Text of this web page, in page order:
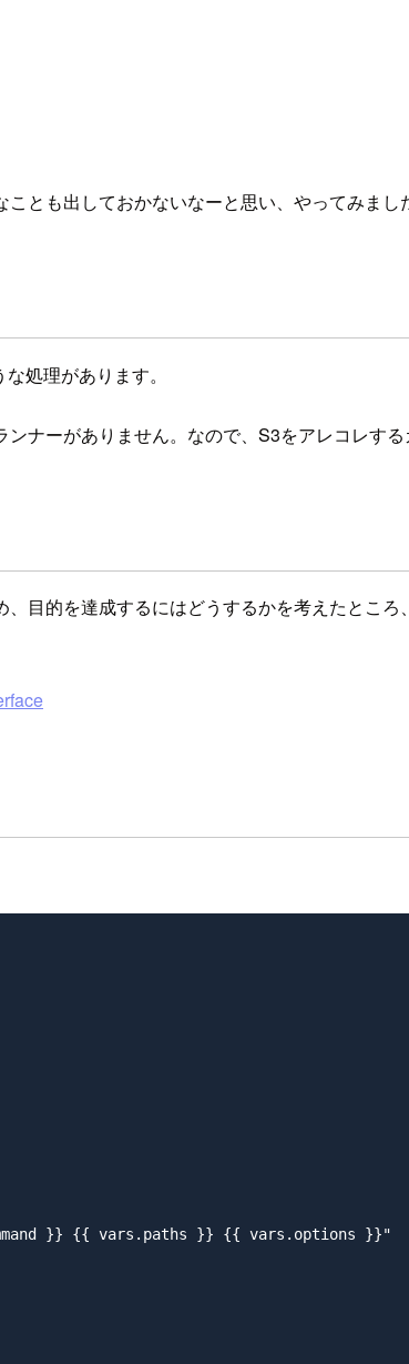
とも出しておかないなーと思い、やってみまし
処理があります。
ナーがありません。なので、S3をアレコレす
目的を達成するにはどうするかを考えたとこ
}} {{ vars.paths }} {{ vars.options }}"